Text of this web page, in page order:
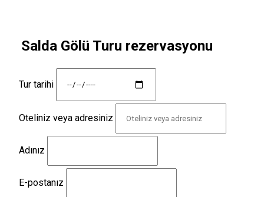
Salda Gölü Turu rezervasyonu
Tur tarihi
Oteliniz veya adresiniz
Adınız
E-postanız